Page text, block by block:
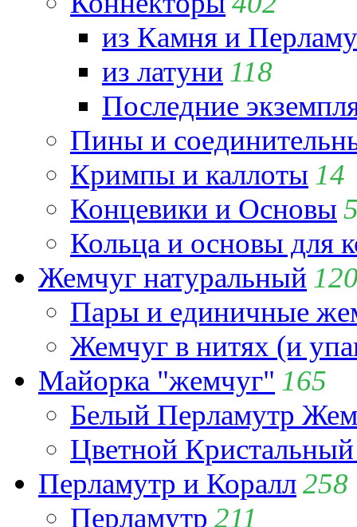
из Камня и
из латуни 118
Последние
Пины и
Кримпы и каллоты 14
Концевики и Основы
Кольца и основы для
Жемчуг натуральный
Пары и единичные
Жемчуг в нитях (и
Майорка "жемчуг" 165
Белый Перламутр
Цветной
Перламутр и Коралл258
Перламутр 211